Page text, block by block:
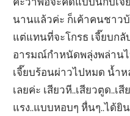
นานแล้วค่ะ ก็เค้าคนชาว
แต่แทนที่จะโกรธ เจี๊ยบกลั
อารมณ์กำหนัดพลุ่งพล่านไ
เจี๊ยบร้อนผ่าวไปหมด น้ำ
เลยค่ะ เสียวหี..เสียวตูด..เ
แรง..แบบหอบๆ หื่นๆ..ได้ยิ